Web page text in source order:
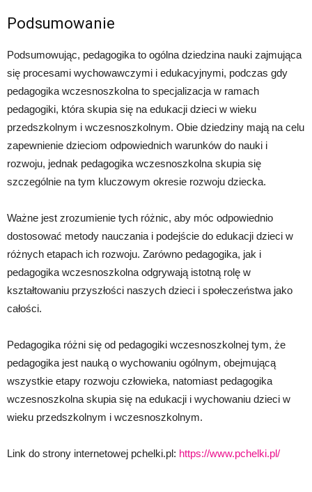
Podsumowanie
Podsumowując, pedagogika to ogólna dziedzina nauki zajmująca
się procesami wychowawczymi i edukacyjnymi, podczas gdy
pedagogika wczesnoszkolna to specjalizacja w ramach
pedagogiki, która skupia się na edukacji dzieci w wieku
przedszkolnym i wczesnoszkolnym. Obie dziedziny mają na celu
zapewnienie dzieciom odpowiednich warunków do nauki i
rozwoju, jednak pedagogika wczesnoszkolna skupia się
szczególnie na tym kluczowym okresie rozwoju dziecka.
Ważne jest zrozumienie tych różnic, aby móc odpowiednio
dostosować metody nauczania i podejście do edukacji dzieci w
różnych etapach ich rozwoju. Zarówno pedagogika, jak i
pedagogika wczesnoszkolna odgrywają istotną rolę w
kształtowaniu przyszłości naszych dzieci i społeczeństwa jako
całości.
Pedagogika różni się od pedagogiki wczesnoszkolnej tym, że
pedagogika jest nauką o wychowaniu ogólnym, obejmującą
wszystkie etapy rozwoju człowieka, natomiast pedagogika
wczesnoszkolna skupia się na edukacji i wychowaniu dzieci w
wieku przedszkolnym i wczesnoszkolnym.
Link do strony internetowej pchelki.pl: https://www.pchelki.pl/